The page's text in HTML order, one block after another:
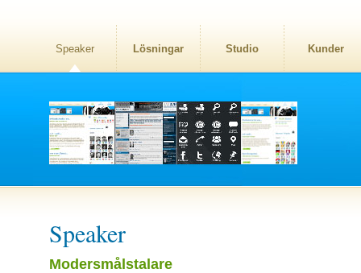
Speaker Lösningar Studio Kunder
Speaker
Modersmålstalare